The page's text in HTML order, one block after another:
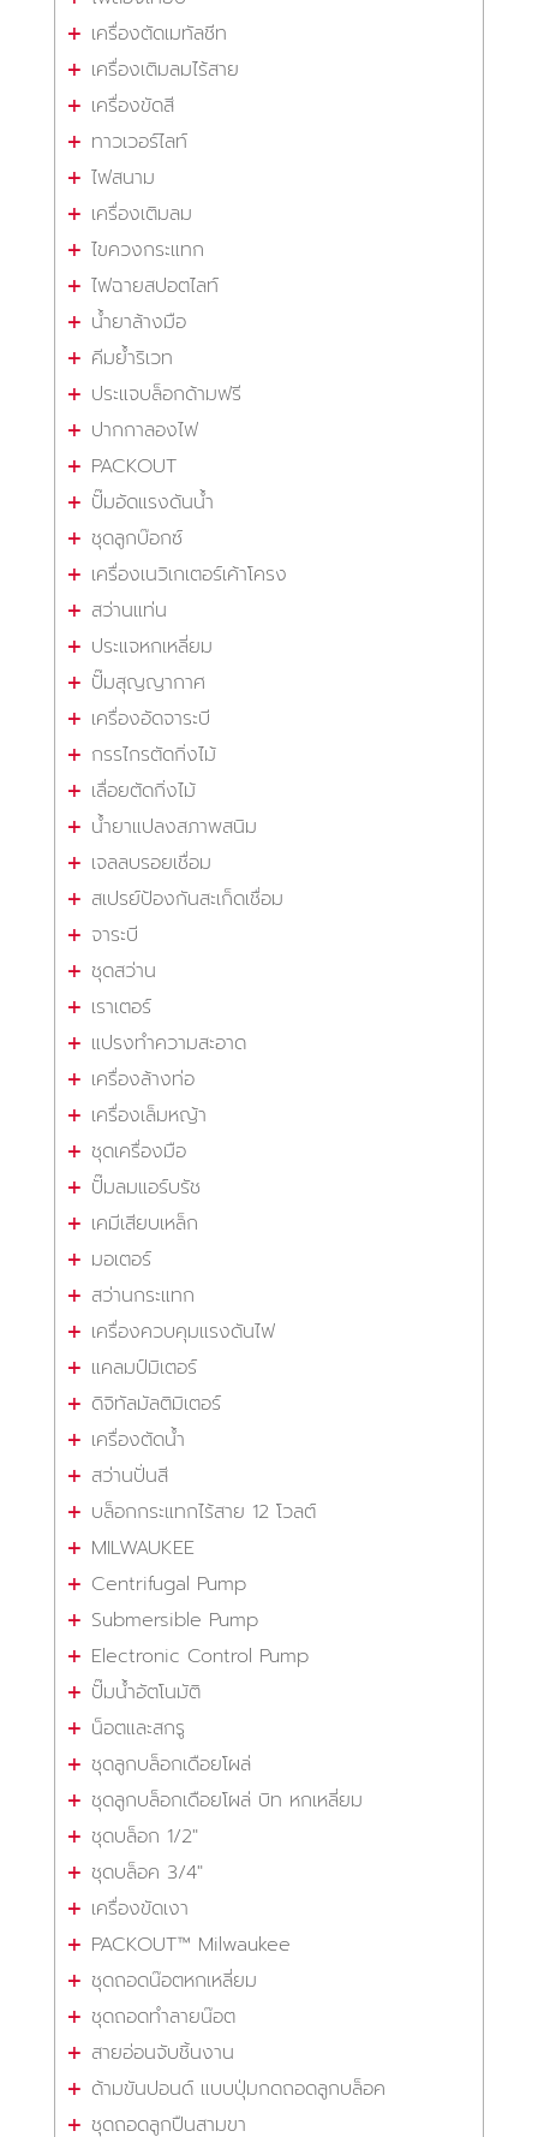
เครื่องตัดเมทัลชีท
เครื่องเติมลมไร้สาย
เครื่องขัดสี
ทาวเวอร์ไลท์
ไฟสนาม
เครื่องเติมลม
ไขควงกระแทก
ไฟฉายสปอตไลท์
น้ำยาล้างมือ
คีมย้ำริเวท
ประแจบล็อกด้ามฟรี
ปากกาลองไฟ
PACKOUT
ปั๊มอัดแรงดันน้ำ
ชุดลูกบ๊อกซ์
เครื่องเนวิเกเตอร์เค้าโครง
สว่านแท่น
ประแจหกเหลี่ยม
ปั๊มสุญญากาศ
เครื่องอัดจาระบี
กรรไกรตัดกิ่งไม้
เลื่อยตัดกิ่งไม้
น้ำยาแปลงสภาพสนิม
เจลลบรอยเชื่อม
สเปรย์ป้องกันสะเก็ดเชื่อม
จาระบี
ชุดสว่าน
เราเตอร์
แปรงทำความสะอาด
เครื่องล้างท่อ
เครื่องเล็มหญ้า
ชุดเครื่องมือ
ปั๊มลมแอร์บรัช
เคมีเสียบเหล็ก
มอเตอร์
สว่านกระแทก
เครื่องควบคุมแรงดันไฟ
แคลมป์มิเตอร์
ดิจิทัลมัลติมิเตอร์
เครื่องตัดน้ำ
สว่านปั่นสี
บล็อกกระแทกไร้สาย 12 โวลต์
MILWAUKEE
Centrifugal Pump
Submersible Pump
Electronic Control Pump
ปั๊มน้ำอัตโนมัติ
น็อตและสกรู
ชุดลูกบล็อกเดือยโผล่
ชุดลูกบล็อกเดือยโผล่ บิท หกเหลี่ยม
ชุดบล็อก 1/2"
ชุดบล็อค 3/4"
เครื่องขัดเงา
PACKOUT™ Milwaukee
ชุดถอดน๊อตหกเหลี่ยม
ชุดถอดทำลายน๊อต
สายอ่อนจับชิ้นงาน
ด้ามขันปอนด์ แบบปุ่มกดถอดลูกบล็อค
ชุดถอดลูกปืนสามขา